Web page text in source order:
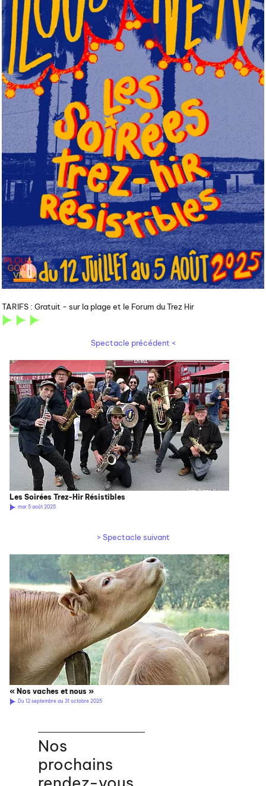
TARIFS : Gratuit - sur la plage et le Forum du Trez Hir
Spectacle précédent <
Les Soirées Trez-Hir Résistibles
mar 5 août 2025
> Spectacle suivant
« Nos vaches et nous »
Du 12 septembre au 31 octobre 2025
Nos
prochains